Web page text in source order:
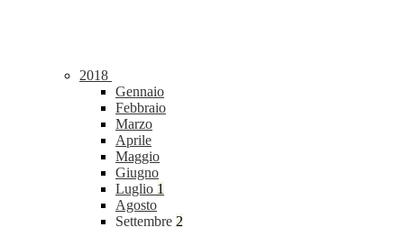
2018
Gennaio
Febbraio
Marzo
Aprile
Maggio
Giugno
Luglio 1
Agosto
Settembre 2